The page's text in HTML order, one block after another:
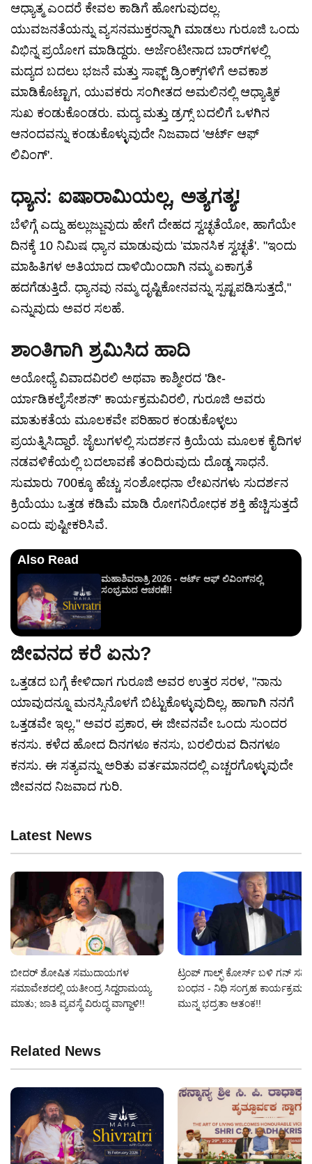
ಆಧ್ಯಾತ್ಮ ಎಂದರೆ ಕೇವಲ ಕಾಡಿಗೆ ಹೋಗುವುದಲ್ಲ.
ಯುವಜನತೆಯನ್ನು ವ್ಯಸನಮುಕ್ತರನ್ನಾಗಿ ಮಾಡಲು ಗುರೂಜಿ ಒಂದು
ವಿಭಿನ್ನ ಪ್ರಯೋಗ ಮಾಡಿದ್ದರು. ಅರ್ಜೆಂಟೀನಾದ ಬಾರ್‌ಗಳಲ್ಲಿ
ಮದ್ಯದ ಬದಲು ಭಜನೆ ಮತ್ತು ಸಾಫ್ಟ್ ಡ್ರಿಂಕ್ಸ್‌ಗಳಿಗೆ ಅವಕಾಶ
ಮಾಡಿಕೊಟ್ಟಾಗ, ಯುವಕರು ಸಂಗೀತದ ಅಮಲಿನಲ್ಲಿ ಆಧ್ಯಾತ್ಮಿಕ
ಸುಖ ಕಂಡುಕೊಂಡರು. ಮದ್ಯ ಮತ್ತು ಡ್ರಗ್ಸ್ ಬದಲಿಗೆ ಒಳಗಿನ
ಆನಂದವನ್ನು ಕಂಡುಕೊಳ್ಳುವುದೇ ನಿಜವಾದ 'ಆರ್ಟ್ ಆಫ್
ಲಿವಿಂಗ್'.
ಧ್ಯಾನ: ಐಷಾರಾಮಿಯಲ್ಲ, ಅತ್ಯಗತ್ಯ!
ಬೆಳಿಗ್ಗೆ ಎದ್ದು ಹಲ್ಲುಜ್ಜುವುದು ಹೇಗೆ ದೇಹದ ಸ್ವಚ್ಛತೆಯೋ, ಹಾಗೆಯೇ
ದಿನಕ್ಕೆ 10 ನಿಮಿಷ ಧ್ಯಾನ ಮಾಡುವುದು 'ಮಾನಸಿಕ ಸ್ವಚ್ಛತೆ'. "ಇಂದು
ಮಾಹಿತಿಗಳ ಅತಿಯಾದ ದಾಳಿಯಿಂದಾಗಿ ನಮ್ಮ ಏಕಾಗ್ರತೆ
ಹದಗೆಡುತ್ತಿದೆ. ಧ್ಯಾನವು ನಮ್ಮ ದೃಷ್ಟಿಕೋನವನ್ನು ಸ್ಪಷ್ಟಪಡಿಸುತ್ತದೆ,"
ಎನ್ನುವುದು ಅವರ ಸಲಹೆ.
ಶಾಂತಿಗಾಗಿ ಶ್ರಮಿಸಿದ ಹಾದಿ
ಅಯೋಧ್ಯೆ ವಿವಾದವಿರಲಿ ಅಥವಾ ಕಾಶ್ಮೀರದ 'ಡೀ-
ರ್ಯಾಡಿಕಲೈಸೇಶನ್' ಕಾರ್ಯಕ್ರಮವಿರಲಿ, ಗುರೂಜಿ ಅವರು
ಮಾತುಕತೆಯ ಮೂಲಕವೇ ಪರಿಹಾರ ಕಂಡುಕೊಳ್ಳಲು
ಪ್ರಯತ್ನಿಸಿದ್ದಾರೆ. ಜೈಲುಗಳಲ್ಲಿ ಸುದರ್ಶನ ಕ್ರಿಯೆಯ ಮೂಲಕ ಕೈದಿಗಳ
ನಡವಳಿಕೆಯಲ್ಲಿ ಬದಲಾವಣೆ ತಂದಿರುವುದು ದೊಡ್ಡ ಸಾಧನೆ.
ಸುಮಾರು 700ಕ್ಕೂ ಹೆಚ್ಚು ಸಂಶೋಧನಾ ಲೇಖನಗಳು ಸುದರ್ಶನ
ಕ್ರಿಯೆಯು ಒತ್ತಡ ಕಡಿಮೆ ಮಾಡಿ ರೋಗನಿರೋಧಕ ಶಕ್ತಿ ಹೆಚ್ಚಿಸುತ್ತದೆ
ಎಂದು ಪುಷ್ಟೀಕರಿಸಿವೆ.
Also Read
ಮಹಾಶಿವರಾತ್ರಿ 2026 - ಆರ್ಟ್ ಆಫ್ ಲಿವಿಂಗ್‌ನಲ್ಲಿ
ಸಂಭ್ರಮದ ಆಚರಣೆ!!
ಜೀವನದ ಕರೆ ಏನು?
ಒತ್ತಡದ ಬಗ್ಗೆ ಕೇಳಿದಾಗ ಗುರೂಜಿ ಅವರ ಉತ್ತರ ಸರಳ, "ನಾನು
ಯಾವುದನ್ನೂ ಮನಸ್ಸಿನೊಳಗೆ ಬಿಟ್ಟುಕೊಳ್ಳುವುದಿಲ್ಲ, ಹಾಗಾಗಿ ನನಗೆ
ಒತ್ತಡವೇ ಇಲ್ಲ." ಅವರ ಪ್ರಕಾರ, ಈ ಜೀವನವೇ ಒಂದು ಸುಂದರ
ಕನಸು. ಕಳೆದ ಹೋದ ದಿನಗಳೂ ಕನಸು, ಬರಲಿರುವ ದಿನಗಳೂ
ಕನಸು. ಈ ಸತ್ಯವನ್ನು ಅರಿತು ವರ್ತಮಾನದಲ್ಲಿ ಎಚ್ಚರಗೊಳ್ಳುವುದೇ
ಜೀವನದ ನಿಜವಾದ ಗುರಿ.
Latest News
ಬೀದರ್ ಶೋಷಿತ ಸಮುದಾಯಗಳ
ಸಮಾವೇಶದಲ್ಲಿ ಯತೀಂದ್ರ ಸಿದ್ದರಾಮಯ್ಯ
ಮಾತು; ಜಾತಿ ವ್ಯವಸ್ಥೆ ವಿರುದ್ಧ ವಾಗ್ದಾಳಿ!!
ಟ್ರಂಪ್ ಗಾಲ್ಫ್ ಕೋರ್ಸ್ ಬಳಿ ಗನ್‌ ಸಹಿತ
ಬಂಧನ - ನಿಧಿ ಸಂಗ್ರಹ
ಮುನ್ನ ಭದ್ರತಾ ಆತಂಕ!!
Related News